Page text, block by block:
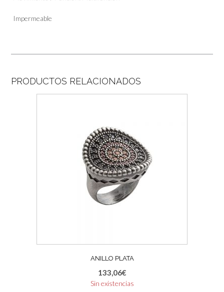
Impermeable
PRODUCTOS RELACIONADOS
ANILLO PLATA
133,06€
Sin existencias